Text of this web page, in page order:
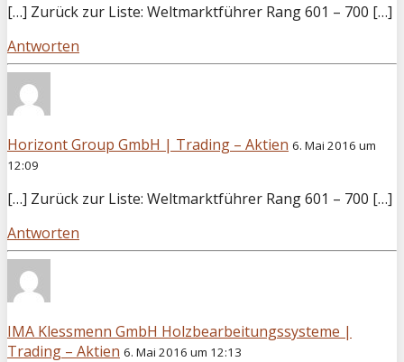
[…] Zurück zur Liste: Weltmarktführer Rang 601 – 700 […]
Antworten
Horizont Group GmbH | Trading – Aktien 6. Mai 2016 um
12:09
[…] Zurück zur Liste: Weltmarktführer Rang 601 – 700 […]
Antworten
IMA Klessmenn GmbH Holzbearbeitungssysteme |
Trading – Aktien 6. Mai 2016 um 12:13